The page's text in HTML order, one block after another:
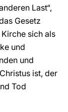
Last“,
Gesetz
sich als
und
und
ist, der
Tod